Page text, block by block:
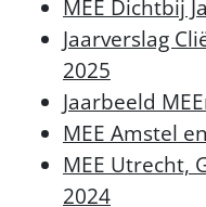
MEE Dichtbij
Jaarverslag
2025
Jaarbeeld
MEE Amstel
MEE Utrecht,
2024